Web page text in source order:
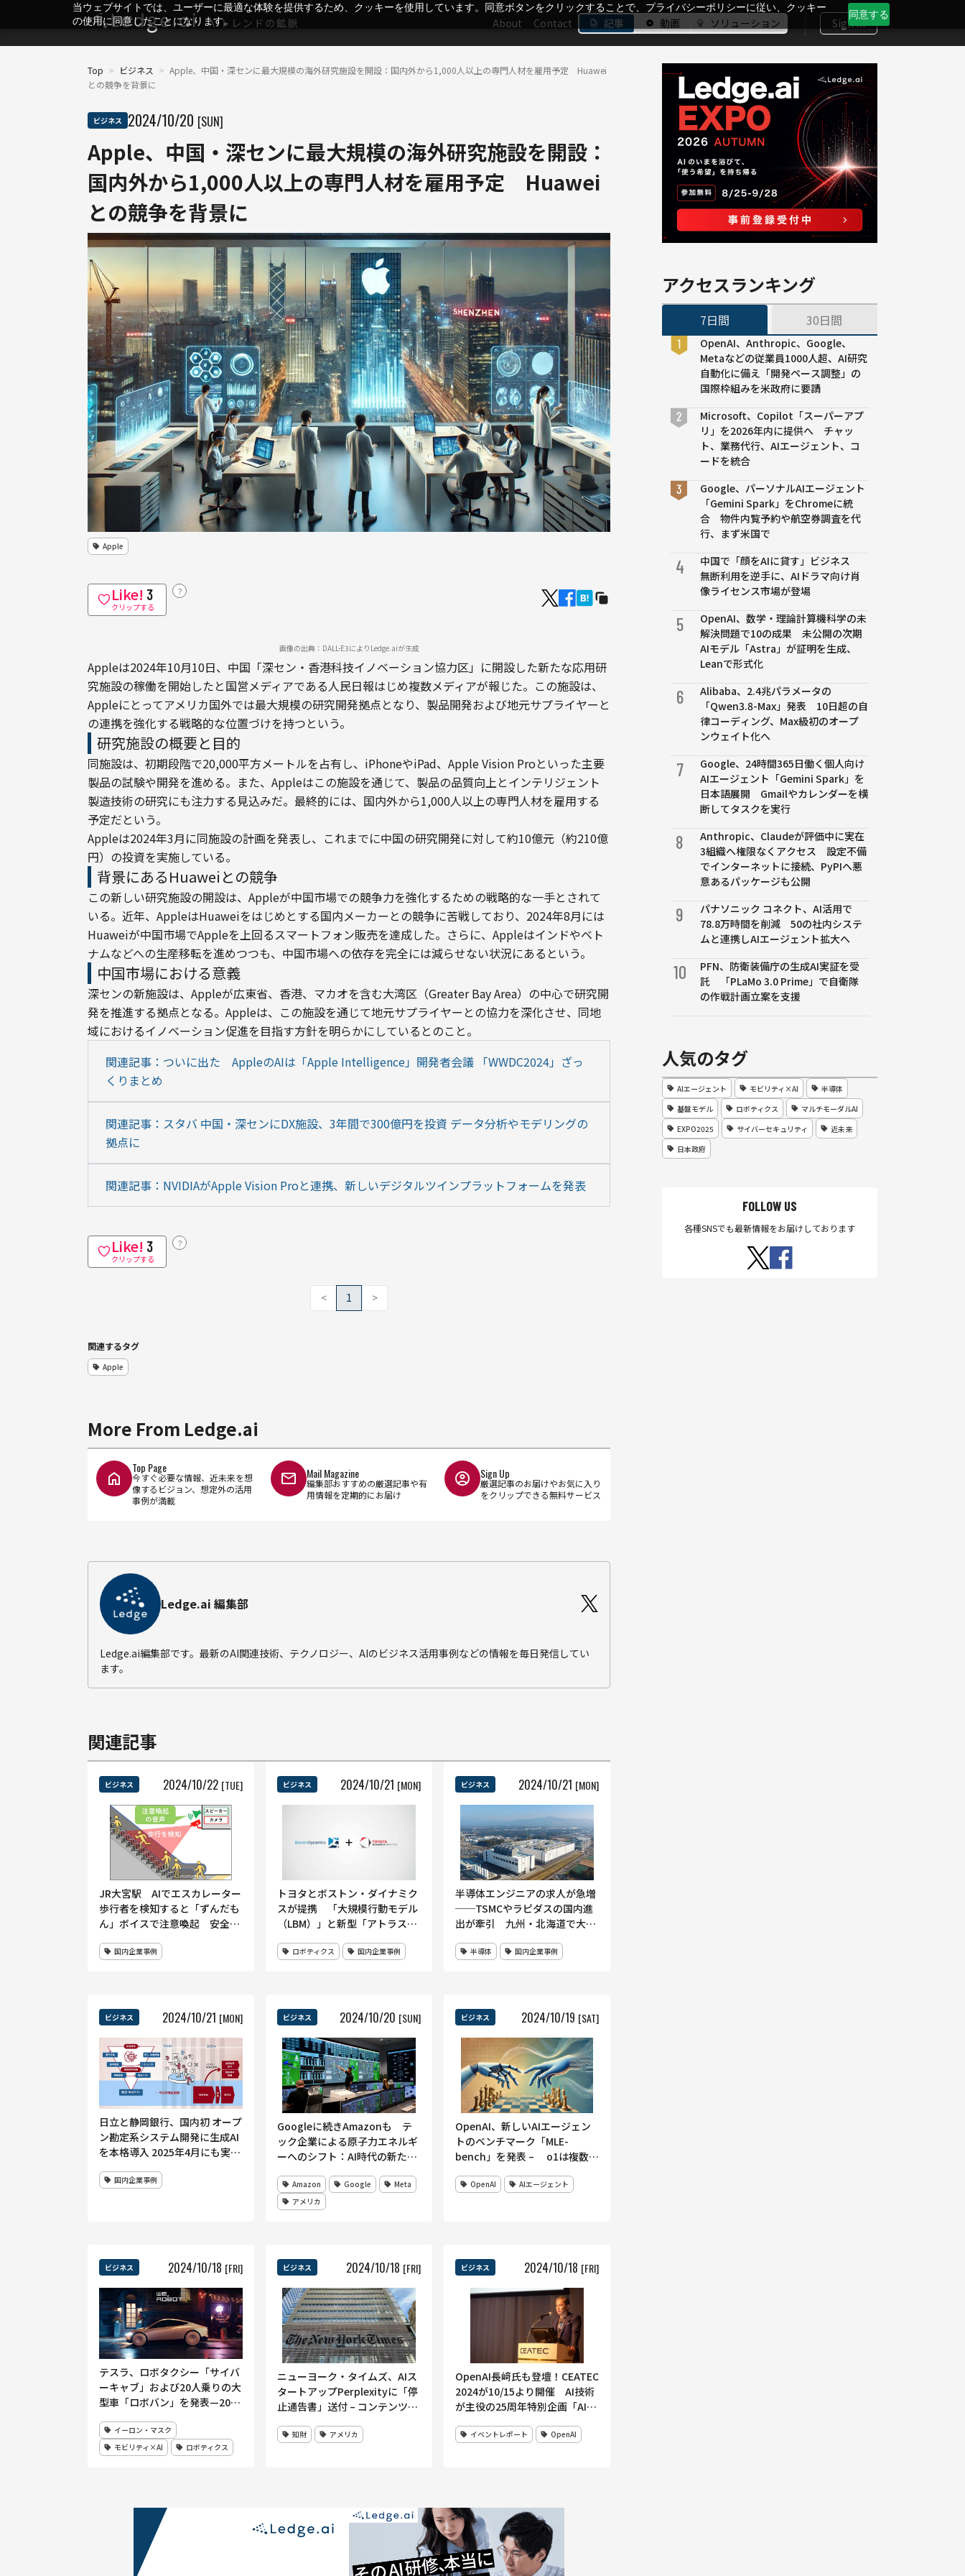
当ウェブサイトでは、ユーザーに最適な体験を提供するため、クッキーを使用しています。同意ボタンをクリックすることで、プライバシーポリシーに従い、クッキー
の使用に同意したことになります。
同意する
About Contact 記事 動画 ソリューション Sign In
Top > ビジネス > Apple、中国・深センに最大規模の海外研究施設を開設：国内外から1,000人以上の専門人材を雇用予定 Huawei
との競争を背景に
ビジネス 2024/10/20 [SUN]
Apple、中国・深センに最大規模の海外研究施設を開設：
国内外から1,000人以上の専門人材を雇用予定 Huawei
との競争を背景に
Apple
Like! 3
クリップする
？
画像の出典：DALL-E3によりLedge.aiが生成
Appleは2024年10月10日、中国「深セン・香港科技イノベーション協力区」に開設した新たな応用研
究施設の稼働を開始したと国営メディアである人民日報はじめ複数メディアが報じた。この施設は、
Appleにとってアメリカ国外では最大規模の研究開発拠点となり、製品開発および地元サプライヤーと
の連携を強化する戦略的な位置づけを持つという。
研究施設の概要と目的
同施設は、初期段階で20,000平方メートルを占有し、iPhoneやiPad、Apple Vision Proといった主要
製品の試験や開発を進める。また、Appleはこの施設を通じて、製品の品質向上とインテリジェント
製造技術の研究にも注力する見込みだ。最終的には、国内外から1,000人以上の専門人材を雇用する
予定だという。
Appleは2024年3月に同施設の計画を発表し、これまでに中国の研究開発に対して約10億元（約210億
円）の投資を実施している。
背景にあるHuaweiとの競争
この新しい研究施設の開設は、Appleが中国市場での競争力を強化するための戦略的な一手とされて
いる。近年、AppleはHuaweiをはじめとする国内メーカーとの競争に苦戦しており、2024年8月には
Huaweiが中国市場でAppleを上回るスマートフォン販売を達成した。さらに、Appleはインドやベト
ナムなどへの生産移転を進めつつも、中国市場への依存を完全には減らせない状況にあるという。
中国市場における意義
深センの新施設は、Appleが広東省、香港、マカオを含む大湾区（Greater Bay Area）の中心で研究開
発を推進する拠点となる。Appleは、この施設を通じて地元サプライヤーとの協力を深化させ、同地
域におけるイノベーション促進を目指す方針を明らかにしているとのこと。
関連記事：ついに出た　AppleのAIは「Apple Intelligence」開発者会議 「WWDC2024」ざっ
くりまとめ
関連記事：スタバ 中国・深センにDX施設、3年間で300億円を投資 データ分析やモデリングの
拠点に
関連記事：NVIDIAがApple Vision Proと連携、新しいデジタルツインプラットフォームを発表
Like! 3
クリップする
？
< 1 >
関連するタグ
Apple
More From Ledge.ai
Top Page
今すぐ必要な情報、近未来を想
像するビジョン、想定外の活用
事例が満載
Mail Magazine
編集部おすすめの厳選記事や有
用情報を定期的にお届け
Sign Up
厳選記事のお届けやお気に入り
をクリップできる無料サービス
Ledge.ai 編集部
Ledge.ai編集部です。最新のAI関連技術、テクノロジー、AIのビジネス活用事例などの情報を毎日発信してい
ます。
関連記事
ビジネス 2024/10/22 [TUE]
JR大宮駅 AIでエスカレーター
歩行者を検知すると「ずんだも
ん」ボイスで注意喚起 安全利
国内企業事例
ビジネス 2024/10/21 [MON]
トヨタとボストン・ダイナミク
スが提携 「大規模行動モデル
（LBM）」と新型「アトラス」
を強化ロボティクス 国内企業事例
ビジネス 2024/10/21 [MON]
半導体エンジニアの求人が急増
──TSMCやラピダスの国内進
出が牽引 九州・北海道で大幅
半導体 国内企業事例
ビジネス 2024/10/21 [MON]
日立と静岡銀行、国内初 オープ
ン勘定系システム開発に生成AI
を本格導入 2025年4月にも実用
国内企業事例
ビジネス 2024/10/20 [SUN]
Googleに続きAmazonも テ
ック企業による原子力エネルギ
ーへのシフト：AI時代の新たな
Amazon Google
Meta
アメリカ
ビジネス 2024/10/19 [SAT]
OpenAI、新しいAIエージェン
トのベンチマーク「MLE-
bench」を発表 – o1は複数競
当の成績を達成
OpenAI AIエージェント
ビジネス 2024/10/18 [FRI]
テスラ、ロボタクシー「サイバ
ーキャブ」および20人乗りの大
型車「ロボバン」を発表—2026
イーロン・マスク
モビリティ×AI
ロボティクス
ビジネス 2024/10/18 [FRI]
ニューヨーク・タイムズ、AIス
タートアップPerplexityに「停
止通告書」送付 – コンテンツ無
知財 アメリカ
ビジネス 2024/10/18 [FRI]
OpenAI長﨑氏も登壇！CEATEC
2024が10/15より開催 AI技術
が主役の25周年特別企画「AI
や講演も多数
イベントレポート OpenAI
アクセスランキング
7日間 30日間
OpenAI、Anthropic、Google、
Metaなどの従業員1000人超、AI研究
自動化に備え「開発ペース調整」の
国際枠組みを米政府に要請
Microsoft、Copilot「スーパーアプ
リ」を2026年内に提供へ チャッ
ト、業務代行、AIエージェント、コ
ードを統合
Google、パーソナルAIエージェント
「Gemini Spark」をChromeに統
合 物件内覧予約や航空券調査を代
行、まず米国で
4
中国で「顔をAIに貸す」ビジネス
無断利用を逆手に、AIドラマ向け肖
像ライセンス市場が登場
5
OpenAI、数学・理論計算機科学の未
解決問題で10の成果 未公開の次期
AIモデル「Astra」が証明を生成、
Leanで形式化
6
Alibaba、2.4兆パラメータの
「Qwen3.8-Max」発表 10日超の自
律コーディング、Max級初のオープ
ンウェイト化へ
7
Google、24時間365日働く個人向け
AIエージェント「Gemini Spark」を
日本語展開 Gmailやカレンダーを横
断してタスクを実行
8
Anthropic、Claudeが評価中に実在
3組織へ権限なくアクセス 設定不備
でインターネットに接続、PyPIへ悪
意あるパッケージも公開
9
パナソニック コネクト、AI活用で
78.8万時間を削減 50の社内システ
ムと連携しAIエージェント拡大へ
10
PFN、防衛装備庁の生成AI実証を受
託 「PLaMo 3.0 Prime」で自衛隊
の作戦計画立案を支援
人気のタグ
AIエージェント モビリティ×AI
半導体
基盤モデル
ロボティクス
マルチモーダルAI
EXPO2025
サイバーセキュリティ
近未来
日本政府
FOLLOW US
各種SNSでも最新情報をお届けしております